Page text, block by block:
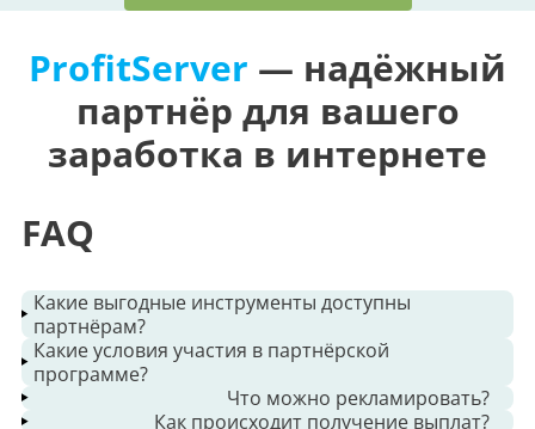
ProfitServer — надёжный
партнёр для вашего
заработка в интернете
FAQ
Какие выгодные инструменты доступны
партнёрам?
Партнёры получают баннеры, ссылки с кодом
отслеживания, рекламные материалы, статистику по
источникам, списки продуктов и систем
Какие условия участия в партнёрской
программе?
Вы можете подключиться как физическое лицо, ООО
Что можно рекламировать?
Как происходит получение выплат?